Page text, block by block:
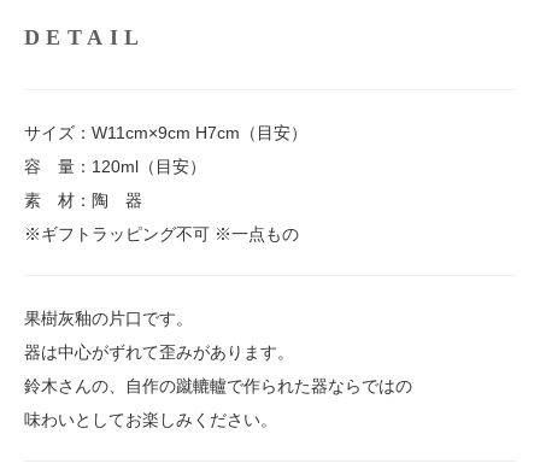
DETAIL
サイズ：W11cm×9cm H7cm（目安）
容 量：120ml（目安）
素 材：陶 器
※ギフトラッピング不可 ※一点もの
果樹灰釉の片口です。
器は中心がずれて歪みがあります。
鈴木さんの、自作の蹴轆轤で作られた器ならではの
味わいとしてお楽しみください。